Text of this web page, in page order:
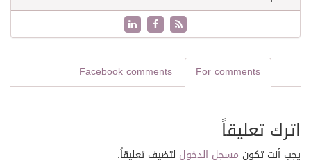
For comments
Facebook comments
اترك تعليقاً
يجب أنت تكون مسجل الدخول لتضيف تعليقاً.